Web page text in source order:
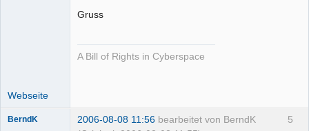
Gruss
A Bill of Rights in Cyberspace
Webseite
5
BerndK 2006-08-08 11:56 bearbeitet von BerndK